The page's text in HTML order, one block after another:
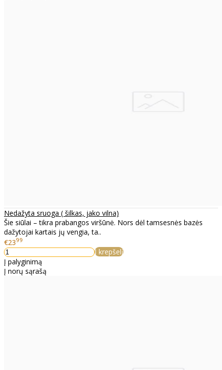
Nedažyta sruoga ( šilkas, jako vilna)
Šie siūlai – tikra prabangos viršūnė. Nors dėl tamsesnės bazės
dažytojai kartais jų vengia, ta..
€2399
Į krepšelį
Į palyginimą
Į norų sąrašą